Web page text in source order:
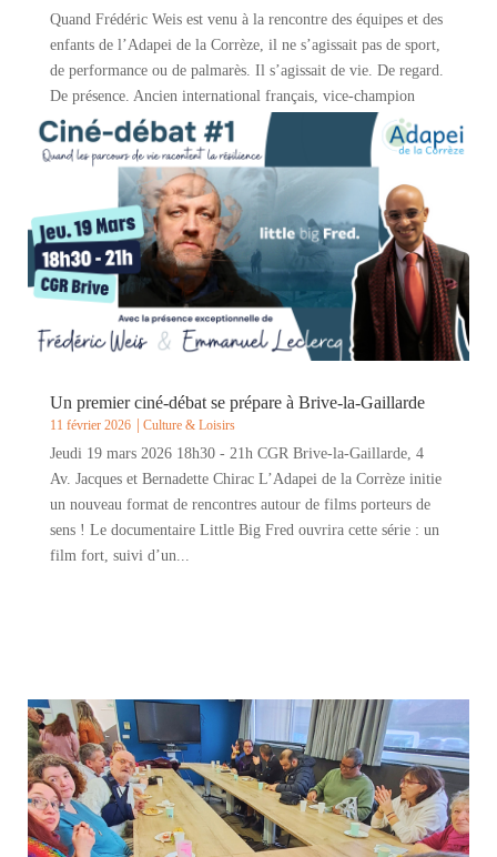
Quand Frédéric Weis est venu à la rencontre des équipes et des
enfants de l’Adapei de la Corrèze, il ne s’agissait pas de sport,
de performance ou de palmarès. Il s’agissait de vie. De regard.
De présence. Ancien international français, vice-champion
olympique à...
Un premier ciné-débat se prépare à Brive-la-Gaillarde
11 février 2026 Culture & Loisirs
Jeudi 19 mars 2026 18h30 - 21h CGR Brive-la-Gaillarde, 4
Av. Jacques et Bernadette Chirac L’Adapei de la Corrèze initie
un nouveau format de rencontres autour de films porteurs de
sens ! Le documentaire Little Big Fred ouvrira cette série : un
film fort, suivi d’un...